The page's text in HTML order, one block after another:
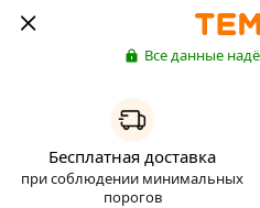
Все данные
Бесплатная доставка
при соблюдении минимальных
порогов